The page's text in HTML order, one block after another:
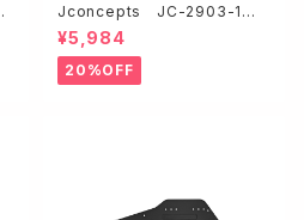
Jconcepts JC-2903-1 メ
タルカースタンド・ブルー【1/1
0〜1/8バギー用】
¥5,984
20%OFF